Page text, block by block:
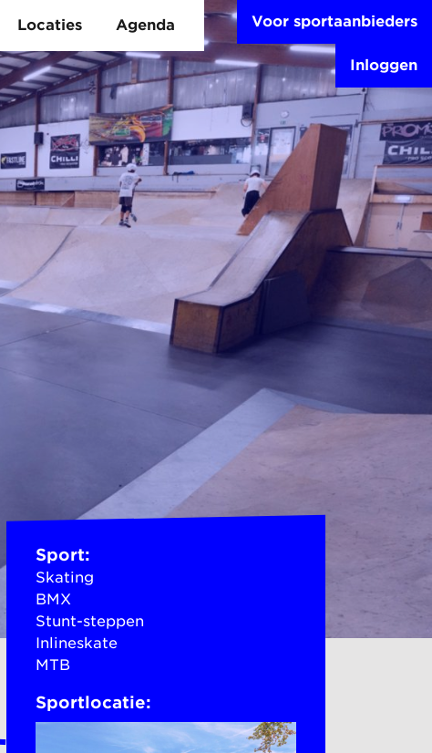
Locaties Agenda Voor sportaanbieders
Inloggen
Sport:
Skating
BMX
Stunt-steppen
Inlineskate
MTB
Sportlocatie: